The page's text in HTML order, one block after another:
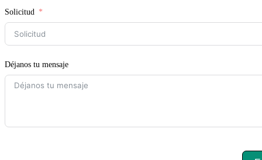
Solicitud
Déjanos tu mensaje